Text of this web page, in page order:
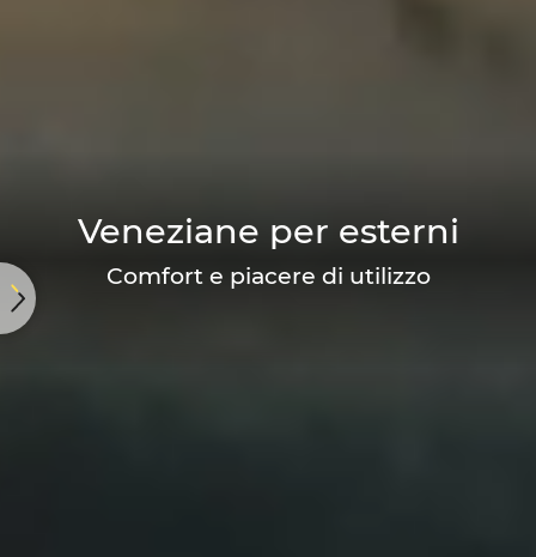
Veneziane per esterni
Comfort e piacere di utilizzo